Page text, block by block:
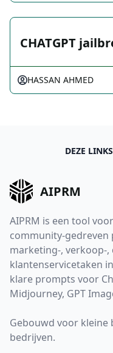
CHATGPT
HASSAN AHMED
DEZE
AIPRM
AIPRM is een tool
community-
marketing-, verkoop-
klantenservicetaken
klare prompts voor
Midjourney, GPT
Gebouwd voor
bedrijven.